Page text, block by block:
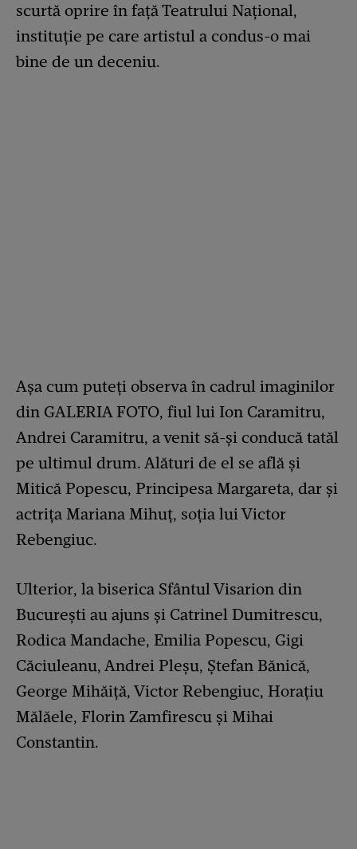
scurtă oprire în față Teatrului Național,
instituție pe care artistul a condus-o mai
bine de un deceniu.
Așa cum puteți observa în cadrul imaginilor
din GALERIA FOTO, fiul lui Ion Caramitru,
Andrei Caramitru, a venit să-și conducă tatăl
pe ultimul drum. Alături de el se află și
Mitică Popescu, Principesa Margareta, dar și
actrița Mariana Mihuț, soția lui Victor
Rebengiuc.
Ulterior, la biserica Sfântul Visarion din
București au ajuns și Catrinel Dumitrescu,
Rodica Mandache, Emilia Popescu, Gigi
Căciuleanu, Andrei Pleșu, Ștefan Bănică,
George Mihăiță, Victor Rebengiuc, Horațiu
Mălăele, Florin Zamfirescu și Mihai
Constantin.